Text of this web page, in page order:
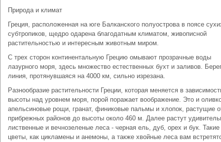
Природа и климат
Греция, расположенная на юге Балканского полуострова в поясе
субтропиков, щедро одарена благодатным климатом, живописной
растительностью и интересным животным миром.
С трех сторон континентальную Грецию омывают прозрачные воды
лазурного моря, здесь множество естественных бухт и заливов.
линия, протянувшаяся на 4000 км, сильно изрезана.
Разнообразие растительности Греции, которая меняется в
высоты над уровнем моря, порой поражает воображение. Это и
апельсиновые рощи, гранат, финиковые пальмы и хлопок, растущие
прибрежных районов до высоты около 460 м. Далее растут
лиственные и вечнозеленые леса - черная ель, дуб, орех и бук. Такие
цветы, как цикламены и анемоны, а также хвойные леса вам